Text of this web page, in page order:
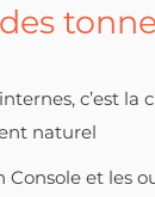
c’est la
naturel
Console et les